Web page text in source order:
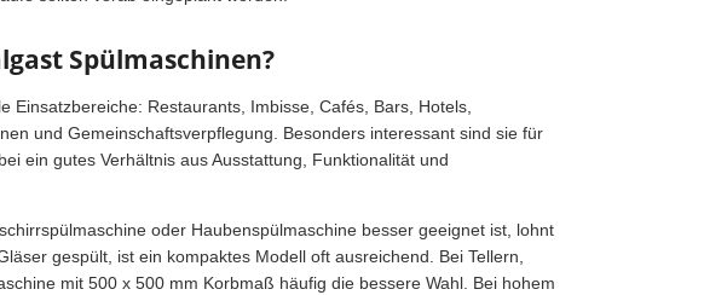
Spülmaschinen?
Einsatzbereiche: Restaurants, Imbisse, Cafés, Bars, Hotels,
und Gemeinschaftsverpflegung. Besonders interessant sind sie für
ein gutes Verhältnis aus Ausstattung, Funktionalität und
oder Haubenspülmaschine besser geeignet ist, lohnt
gespült, ist ein kompaktes Modell oft ausreichend. Bei Tellern,
mit 500 x 500 mm Korbmaß häufig die bessere Wahl. Bei hohem